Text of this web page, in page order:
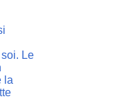
Le
la